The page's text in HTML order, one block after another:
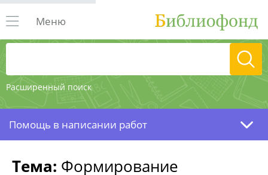
Расширенный поиск
Меню
Помощь в написании работ
Тема: Формирование